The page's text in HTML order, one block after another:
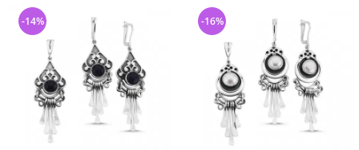
-14% -16%